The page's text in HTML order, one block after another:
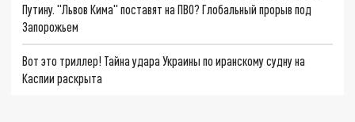
Путину. "Львов Кима" поставят на ПВО? Глобальный прорыв под
Запорожьем
Вот это триллер! Тайна удара Украины по иранскому судну на
Каспии раскрыта